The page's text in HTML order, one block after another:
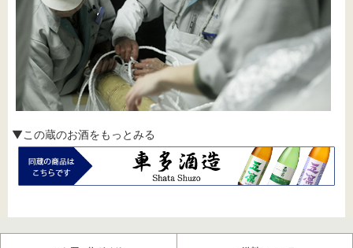
▼この蔵のお酒をもっとみる